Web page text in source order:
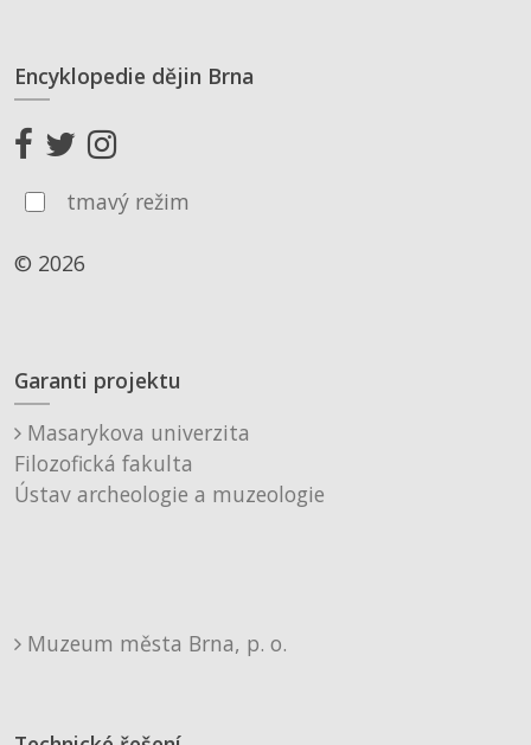
Encyklopedie dějin Brna
tmavý režim
© 2026
Garanti projektu
Masarykova univerzita
Filozofická fakulta
Ústav archeologie a muzeologie
Muzeum města Brna, p. o.